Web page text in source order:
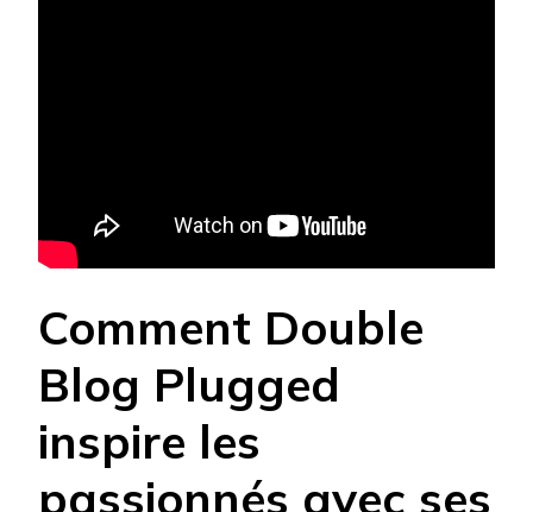
Comment Double
Blog Plugged
inspire les
passionnés avec ses